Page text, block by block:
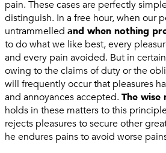
pain. These cases are perfectly
distinguish. In a free hour, when our
untrammelled and when nothing
to do what we like best, every
and every pain avoided. But in
owing to the claims of duty or the
will frequently occur that pleasures
and annoyances accepted. The wise
holds in these matters to this
rejects pleasures to secure other
he endures pains to avoid worse